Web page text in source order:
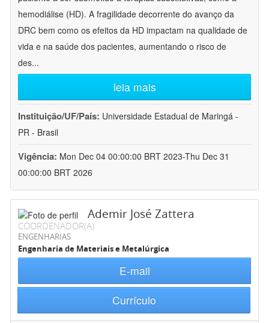
hemodiálise (HD). A fragilidade decorrente do avanço da
DRC bem como os efeitos da HD impactam na qualidade de
vida e na saúde dos pacientes, aumentando o risco de
des...
leia mais
Instituição/UF/País: Universidade Estadual de Maringá -
PR - Brasil
Vigência: Mon Dec 04 00:00:00 BRT 2023-Thu Dec 31
00:00:00 BRT 2026
Ademir José Zattera
COORDENADOR(A)
ENGENHARIAS
Engenharia de Materiais e Metalúrgica
E-mail
Currículo